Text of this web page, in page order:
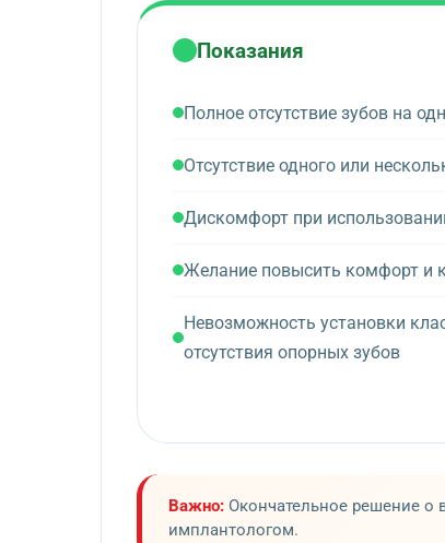
Показания
Полное отсутствие зубов на
Отсутствие одного или
Дискомфорт при
Желание повысить комфорт и
Невозможность установки
отсутствия опорных зубов
Важно: Окончательное решение о
имплантологом.